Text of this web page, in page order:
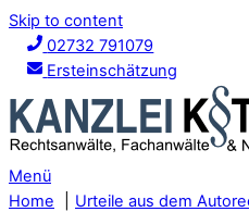
Skip to content
02732 791079
Ersteinschätzung
Menü
Home
Urteile aus dem